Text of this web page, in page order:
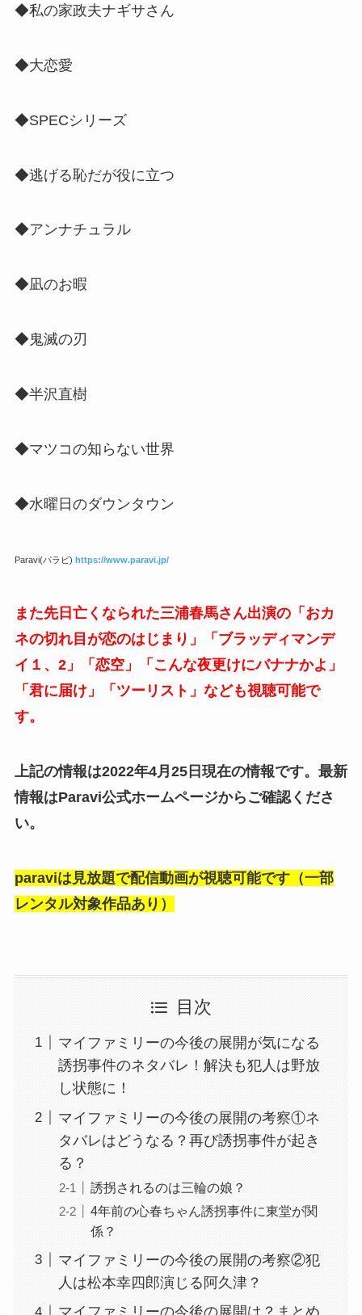
◆私の家政夫ナギサさん
◆大恋愛
◆SPECシリーズ
◆逃げる恥だが役に立つ
◆アンナチュラル
◆凪のお暇
◆鬼滅の刃
◆半沢直樹
◆マツコの知らない世界
◆水曜日のダウンタウン
Paravi(パラビ) https://www.paravi.jp/
また先日亡くなられた三浦春馬さん出演の「おカ
ネの切れ目が恋のはじまり」「ブラッディマンデ
イ１、2」「恋空」「こんな夜更けにバナナかよ」
「君に届け」「ツーリスト」なども視聴可能で
す。
上記の情報は2022年4月25日現在の情報です。最新
情報はParavi公式ホームページからご確認くださ
い。
paraviは見放題で配信動画が視聴可能です（一部
レンタル対象作品あり）
目次
マイファミリーの今後の展開が気になる
誘拐事件のネタバレ！解決も犯人は野放
し状態に！
マイファミリーの今後の展開の考察①ネ
タバレはどうなる？再び誘拐事件が起き
る？
誘拐されるのは三輪の娘？
4年前の心春ちゃん誘拐事件に東堂が関
係？
マイファミリーの今後の展開の考察②犯
人は松本幸四郎演じる阿久津？